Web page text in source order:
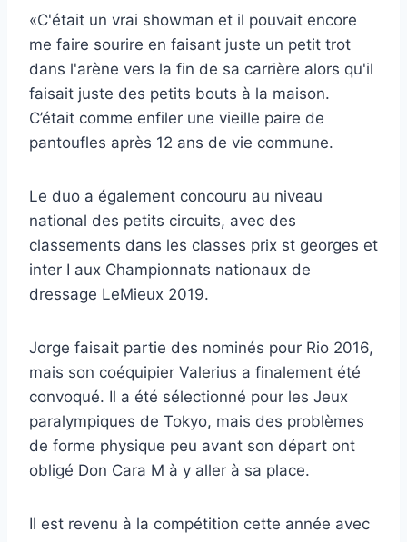
«C'était un vrai showman et il pouvait encore
me faire sourire en faisant juste un petit trot
dans l'arène vers la fin de sa carrière alors qu'il
faisait juste des petits bouts à la maison.
C’était comme enfiler une vieille paire de
pantoufles après 12 ans de vie commune.
Le duo a également concouru au niveau
national des petits circuits, avec des
classements dans les classes prix st georges et
inter I aux Championnats nationaux de
dressage LeMieux 2019.
Jorge faisait partie des nominés pour Rio 2016,
mais son coéquipier Valerius a finalement été
convoqué. Il a été sélectionné pour les Jeux
paralympiques de Tokyo, mais des problèmes
de forme physique peu avant son départ ont
obligé Don Cara M à y aller à sa place.
Il est revenu à la compétition cette année avec